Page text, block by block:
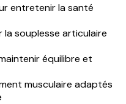
entretenir la santé
souplesse articulaire
équilibre et
musculaire adaptés